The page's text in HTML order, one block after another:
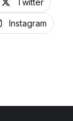
Instagram